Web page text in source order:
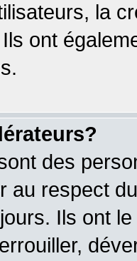
la
ont
des
au respect
Ils ont